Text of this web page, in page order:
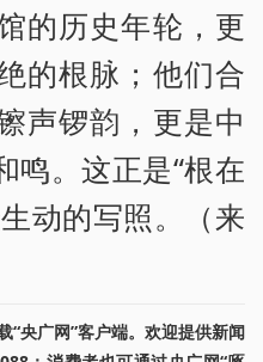
的历史年轮，更
的根脉；他们合
声锣韵，更是中
鸣。这正是“根在
动的写照。（来
“央广网”客户端。欢迎提供新闻